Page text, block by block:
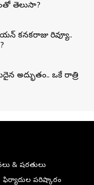
తెలుసా?
కనకరాజు రివ్యూ..
అద్భుతం.. ఒకే రాత్రి
& షరతులు
ఫిర్యాదుల పరిష్కారం